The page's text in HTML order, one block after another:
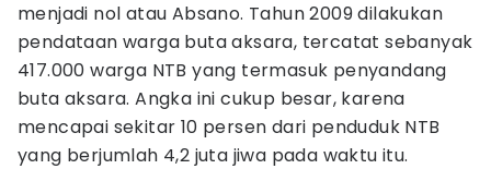
menjadi nol atau Absano. Tahun 2009 dilakukan
pendataan warga buta aksara, tercatat sebanyak
417.000 warga NTB yang termasuk penyandang
buta aksara. Angka ini cukup besar, karena
mencapai sekitar 10 persen dari penduduk NTB
yang berjumlah 4,2 juta jiwa pada waktu itu.